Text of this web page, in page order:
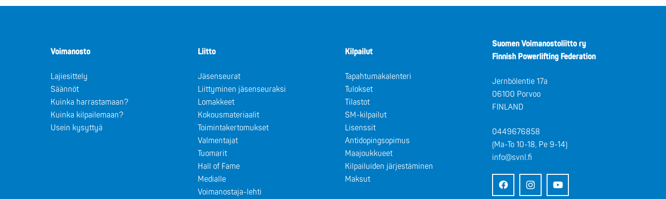
Voimanosto
Lajiesittely
Säännöt
Kuinka harrastamaan?
Kuinka kilpailemaan?
Usein kysyttyä
Liitto
Jäsenseurat
Liittyminen jäsenseuraksi
Lomakkeet
Kokousmateriaalit
Toimintakertomukset
Valmentajat
Tuomarit
Hall of Fame
Medialle
Voimanostaja-lehti
Kilpailut
Tapahtumakalenteri
Tulokset
Tilastot
SM-kilpailut
Lisenssit
Antidopingsopimus
Maajoukkueet
Kilpailuiden järjestäminen
Maksut
Suomen Voimanostoliitto ry
Finnish Powerlifting Federation
Jernbölentie 17a
06100 Porvoo
FINLAND
0449676858
(Ma-To 10-18, Pe 9-14)
info@svnl.fi